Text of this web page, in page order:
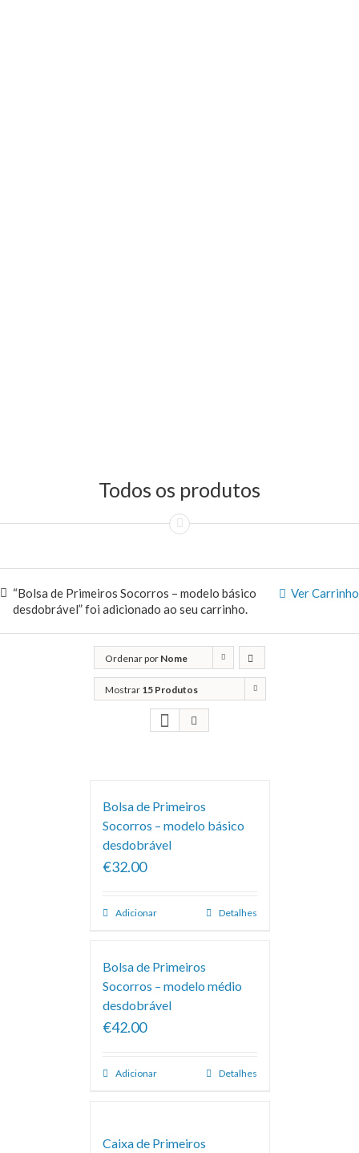
Todos os produtos
Ver Carrinho
“Bolsa de Primeiros Socorros – modelo básico
desdobrável” foi adicionado ao seu carrinho.
Ordenar por Nome
Mostrar 15 Produtos
Bolsa de Primeiros
Socorros – modelo básico
desdobrável
€32.00
Adicionar Detalhes
Bolsa de Primeiros
Socorros – modelo médio
desdobrável
€42.00
Adicionar Detalhes
Caixa de Primeiros